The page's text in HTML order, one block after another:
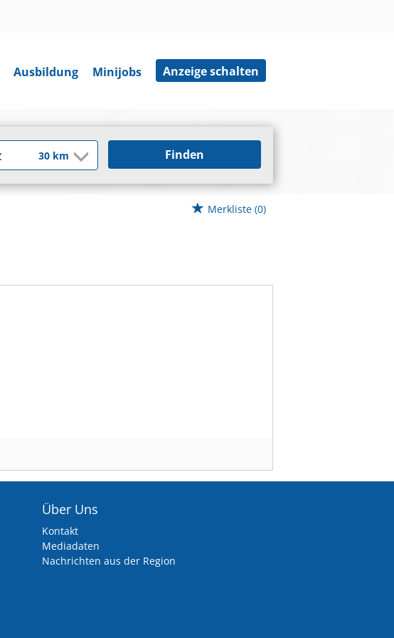
Ausbildung Minijobs Anzeige schalten
Finden
Merkliste (0)
Über Uns
Kontakt
Mediadaten
Nachrichten aus der Region